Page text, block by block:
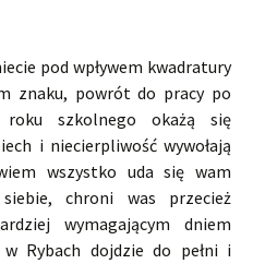
pod wpływem kwadratury
znaku, powrót do pracy po
szkolnego okażą się
i niecierpliwość wywołają
wszystko uda się wam
chroni was przecież
wymagającym dniem
Rybach dojdzie do pełni i